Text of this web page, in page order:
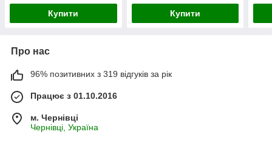
Купити Купити
Про нас
96% позитивних з 319 відгуків за рік
Працює з 01.10.2016
м. Чернівці
Чернівці, Україна